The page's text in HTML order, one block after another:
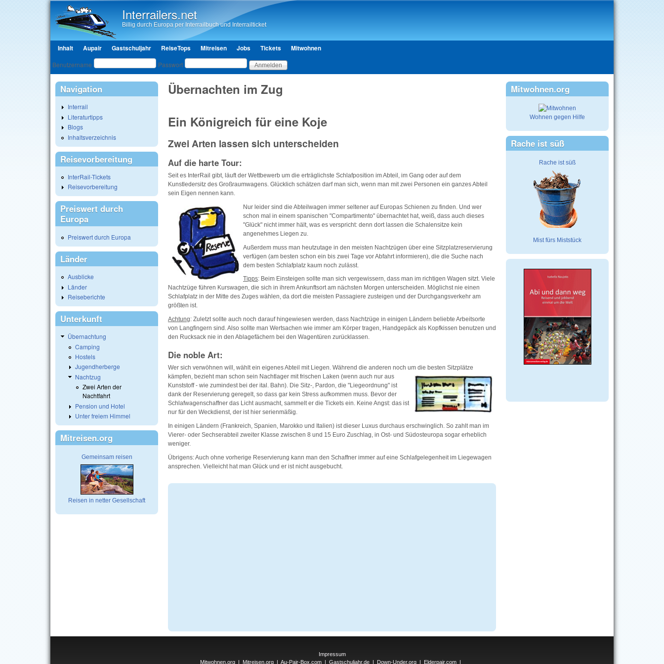
Interrailers.net
Billig durch Europa per Interrailbuch und Interrailticket
Hauptmenü
Inhalt Aupair Gastschuljahr ReiseTops Mitreisen Jobs Tickets Mitwohnen
Benutzeranmeldung
Benutzername Passwort
Übernachten im Zug
Ein Königreich für eine Koje
Zwei Arten lassen sich unterscheiden
Auf die harte Tour:
Seit es InterRail gibt, läuft der Wettbewerb um die erträglichste Schlafposition im Abteil, im Gang oder auf dem
Kunstledersitz des Großraumwagens. Glücklich schätzen darf man sich, wenn man mit zwei Personen ein ganzes Abteil
sein Eigen nennen kann.
Nur leider sind die Abteilwagen immer seltener auf Europas Schienen zu finden. Und wer
schon mal in einem spanischen "Compartimento" übernachtet hat, weiß, dass auch dieses
"Glück" nicht immer hält, was es verspricht: denn dort lassen die Schalensitze kein
angenehmes Liegen zu.
Außerdem muss man heutzutage in den meisten Nachtzügen über eine Sitzplatzreservierung
verfügen (am besten schon ein bis zwei Tage vor Abfahrt informieren), die die Suche nach
dem besten Schlafplatz kaum noch zulässt.
Tipps: Beim Einsteigen sollte man sich vergewissern, dass man im richtigen Wagen sitzt. Viele
Nachtzüge führen Kurswagen, die sich in ihrem Ankunftsort am nächsten Morgen unterscheiden. Möglichst nie einen
Schlafplatz in der Mitte des Zuges wählen, da dort die meisten Passagiere zusteigen und der Durchgangsverkehr am
größten ist.
Achtung: Zuletzt sollte auch noch darauf hingewiesen werden, dass Nachtzüge in einigen Ländern beliebte Arbeitsorte
von Langfingern sind. Also sollte man Wertsachen wie immer am Körper tragen, Handgepäck als Kopfkissen benutzen und
den Rucksack nie in den Ablagefächern bei den Wagentüren zurücklassen.
Die noble Art:
Wer sich verwöhnen will, wählt ein eigenes Abteil mit Liegen. Während die anderen noch um die besten Sitzplätze
kämpfen, bezieht man schon sein Nachtlager mit frischen Laken (wenn auch nur aus
Kunststoff - wie zumindest bei der ital. Bahn). Die Sitz-, Pardon, die "Liegeordnung" ist
dank der Reservierung geregelt, so dass gar kein Stress aufkommen muss. Bevor der
Schlafwagenschaffner das Licht ausmacht, sammelt er die Tickets ein. Keine Angst: das ist
nur für den Weckdienst, der ist hier serienmäßig.
In einigen Ländern (Frankreich, Spanien, Marokko und Italien) ist dieser Luxus durchaus erschwinglich. So zahlt man im
Vierer- oder Sechserabteil zweiter Klasse zwischen 8 und 15 Euro Zuschlag, in Ost- und Südosteuropa sogar erheblich
weniger.
Übrigens: Auch ohne vorherige Reservierung kann man den Schaffner immer auf eine Schlafgelegenheit im Liegewagen
ansprechen. Vielleicht hat man Glück und er ist nicht ausgebucht.
Navigation
Interrail
Literaturtipps
Blogs
Inhaltsverzeichnis
Reisevorbereitung
InterRail-Tickets
Reisevorbereitung
Preiswert durch
Europa
Preiswert durch Europa
Länder
Ausblicke
Länder
Reiseberichte
Unterkunft
Übernachtung
Camping
Hostels
Jugendherberge
Nachtzug
Zwei Arten der
Nachtfahrt
Pension und Hotel
Unter freiem Himmel
Mitreisen.org
Gemeinsam reisen
Reisen in netter Gesellschaft
Mitwohnen.org
Wohnen gegen Hilfe
Rache ist süß
Rache ist süß
Mist fürs Miststück
Impressum
Mitwohnen.org
Mitreisen.org Au-Pair-Box.com Gastschuljahr.de Down-Under.org Elderpair.com